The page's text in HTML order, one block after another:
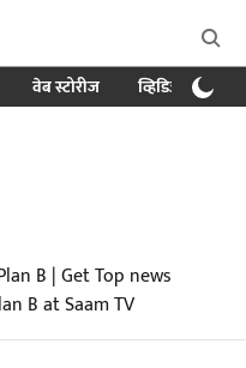
वेब स्टोरीज व्हिडिओ
B | Get Top news
B at Saam TV